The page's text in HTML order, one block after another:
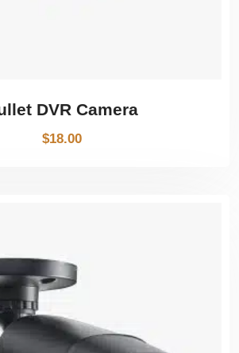
DVR Camera
$18.00